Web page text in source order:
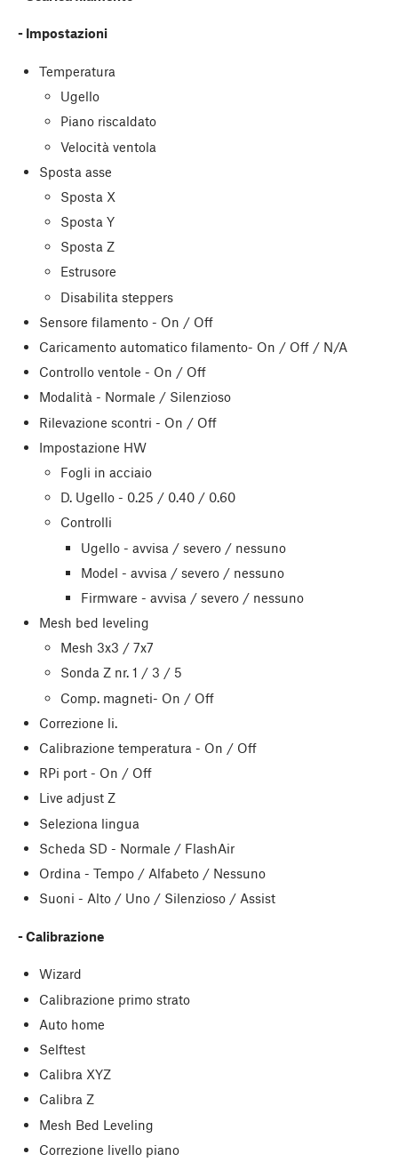
- Impostazioni
Temperatura
Ugello
Piano riscaldato
Velocità ventola
Sposta asse
Sposta X
Sposta Y
Sposta Z
Estrusore
Disabilita steppers
Sensore filamento - On / Off
Caricamento automatico filamento- On / Off / N/A
Controllo ventole - On / Off
Modalità - Normale / Silenzioso
Rilevazione scontri - On / Off
Impostazione HW
Fogli in acciaio
D. Ugello - 0.25 / 0.40 / 0.60
Controlli
Ugello - avvisa / severo / nessuno
Model - avvisa / severo / nessuno
Firmware - avvisa / severo / nessuno
Mesh bed leveling
Mesh 3x3 / 7x7
Sonda Z nr. 1 / 3 / 5
Comp. magneti- On / Off
Correzione li.
Calibrazione temperatura - On / Off
RPi port - On / Off
Live adjust Z
Seleziona lingua
Scheda SD - Normale / FlashAir
Ordina - Tempo / Alfabeto / Nessuno
Suoni - Alto / Uno / Silenzioso / Assist
- Calibrazione
Wizard
Calibrazione primo strato
Auto home
Selftest
Calibra XYZ
Calibra Z
Mesh Bed Leveling
Correzione livello piano